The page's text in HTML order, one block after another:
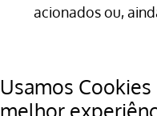
acionados ou,
Usamos
melhor